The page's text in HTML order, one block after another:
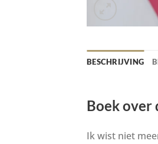
BESCHRIJVING
Boek over
Ik wist niet